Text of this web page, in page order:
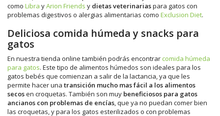
como Libra yArion Friends y dietas veterinariaspara gatos con
problemas digestivos o alergias alimentarias como Exclusion Diet.
Deliciosa comida húmeda y snacks para
gatos
En nuestra tienda online también podrás encontrar comida húmeda
para gatos. Este tipo de alimentos húmedos son ideales para los
gatos bebés que comienzan a salir de la lactancia, ya que les
permite hacer una transición mucho mas fácil a los alimentos
secosen croquetas. También son muy beneficiosos para gatos
ancianos con problemas de encías, que ya no puedan comer bien
las croquetas, y para los gatos esterilizados o con problemas